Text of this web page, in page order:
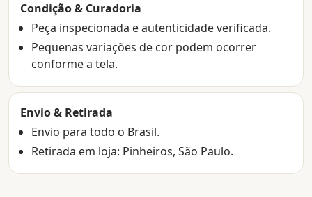
Condição & Curadoria
Peça inspecionada e autenticidade verificada.
Pequenas variações de cor podem ocorrer
conforme a tela.
Envio & Retirada
Envio para todo o Brasil.
Retirada em loja: Pinheiros, São Paulo.